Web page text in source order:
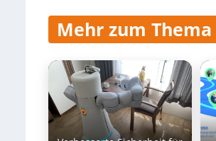
Mehr zum Thema